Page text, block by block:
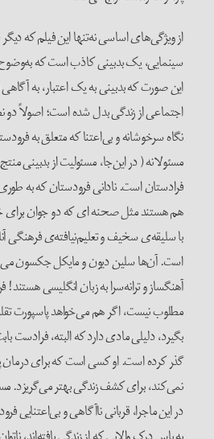
از ویژگی‌های اساسی نه‌تنها این فیلم که
سینمایی، یک بدبینی کاذب است که
این صورت که بدبینی به یک اعتبار، به
اجتماعی از زندگی بدل شده است؛ اصولاً دو
نگاه سرخوشانه و بی‌اعتنا که متعلق به
مسئولانه ( در این‌جا، مسئولیت از بدبینی
فرادستان است. نادانی فرودستان که به
هم هستند مثل صحنه ای که دو جوان برای
با سلیقه‌ی سخیف و تعلیم‌نیافته‌ی فرهنگی
است. آن‌ها سلین دیون و مایکل جکسون می
آهنگساز و ترانه‌سرا به زبان انگلیسی
مطلوب نیست، اگر هم می‌خواهد پاسپورت
بگیرد، دلیلی مادی دارد که البته، فرادست
گذر کرده است. او کسی است که برای درمان
نمی‌کند، برای کشف زندگی بهتر می‌گریزد.
در این ماجرا، قربانی ناآگاهی و بی‌اعتنایی